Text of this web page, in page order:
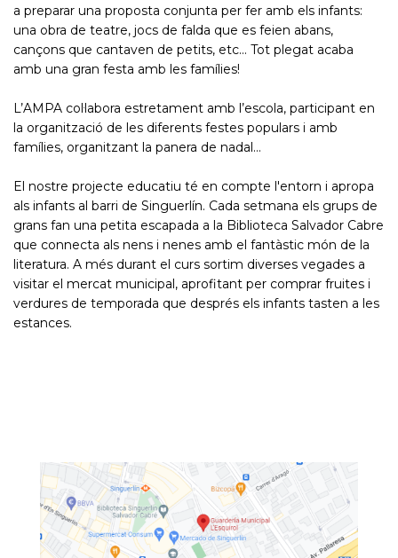
a preparar una proposta conjunta per fer amb els infants:
una obra de teatre, jocs de falda que es feien abans,
cançons que cantaven de petits, etc... Tot plegat acaba
amb una gran festa amb les famílies!
L’AMPA col·labora estretament amb l’escola, participant en
la organització de les diferents festes populars i amb
famílies, organitzant la panera de nadal...
El nostre projecte educatiu té en compte l'entorn i apropa
als infants al barri de Singuerlín. Cada setmana els grups de
grans fan una petita escapada a la Biblioteca Salvador Cabre
que connecta als nens i nenes amb el fantàstic món de la
literatura. A més durant el curs sortim diverses vegades a
visitar el mercat municipal, aprofitant per comprar fruites i
verdures de temporada que després els infants tasten a les
estances.